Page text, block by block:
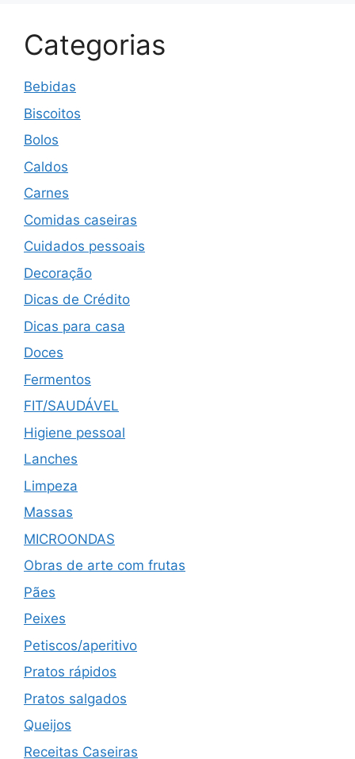
Categorias
Bebidas
Biscoitos
Bolos
Caldos
Carnes
Comidas caseiras
Cuidados pessoais
Decoração
Dicas de Crédito
Dicas para casa
Doces
Fermentos
FIT/SAUDÁVEL
Higiene pessoal
Lanches
Limpeza
Massas
MICROONDAS
Obras de arte com frutas
Pães
Peixes
Petiscos/aperitivo
Pratos rápidos
Pratos salgados
Queijos
Receitas Caseiras